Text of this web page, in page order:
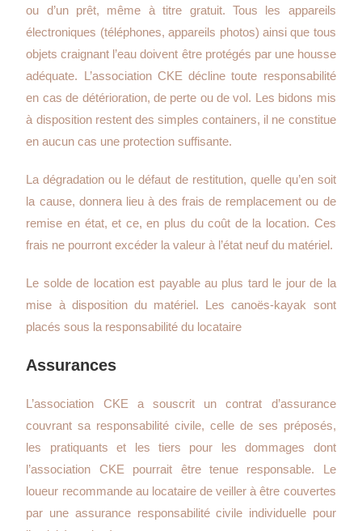
ou d’un prêt, même à titre gratuit. Tous les appareils
électroniques (téléphones, appareils photos) ainsi que tous
objets craignant l’eau doivent être protégés par une housse
adéquate. L’association CKE décline toute responsabilité
en cas de détérioration, de perte ou de vol. Les bidons mis
à disposition restent des simples containers, il ne constitue
en aucun cas une protection suffisante.
La dégradation ou le défaut de restitution, quelle qu’en soit
la cause, donnera lieu à des frais de remplacement ou de
remise en état, et ce, en plus du coût de la location. Ces
frais ne pourront excéder la valeur à l’état neuf du matériel.
Le solde de location est payable au plus tard le jour de la
mise à disposition du matériel. Les canoës-kayak sont
placés sous la responsabilité du locataire
Assurances
L’association CKE a souscrit un contrat d’assurance
couvrant sa responsabilité civile, celle de ses préposés,
les pratiquants et les tiers pour les dommages dont
l’association CKE pourrait être tenue responsable. Le
loueur recommande au locataire de veiller à être couvertes
par une assurance responsabilité civile individuelle pour